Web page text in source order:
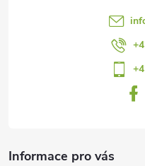
Informace pro vás